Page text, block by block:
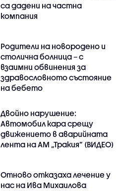
са дадени на частна
компания
Родители на новородено и
столична болница – с
взаимни обвинения за
здравословното състояние
на бебето
Двойно нарушение:
Автомобил кара срещу
движението в аварийната
лента на АМ „Тракия” (ВИДЕО)
Отново отказаха лечение у
нас на Ива Михаилова